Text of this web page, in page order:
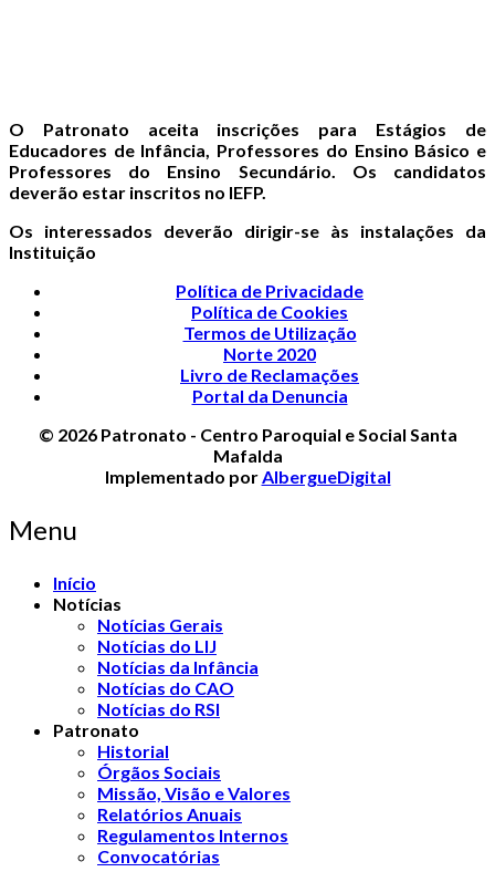
O Patronato aceita inscrições para Estágios de
Educadores de Infância, Professores do Ensino Básico e
Professores do Ensino Secundário. Os candidatos
deverão estar inscritos no IEFP.
Os interessados deverão dirigir-se às instalações da
Instituição
Política de Privacidade
Política de Cookies
Termos de Utilização
Norte 2020
Livro de Reclamações
Portal da Denuncia
© 2026 Patronato - Centro Paroquial e Social Santa
Mafalda
Implementado porAlbergueDigital
Menu
Início
Notícias
Notícias Gerais
Notícias do LIJ
Notícias da Infância
Notícias do CAO
Notícias do RSI
Patronato
Historial
Órgãos Sociais
Missão, Visão e Valores
Relatórios Anuais
Regulamentos Internos
Convocatórias